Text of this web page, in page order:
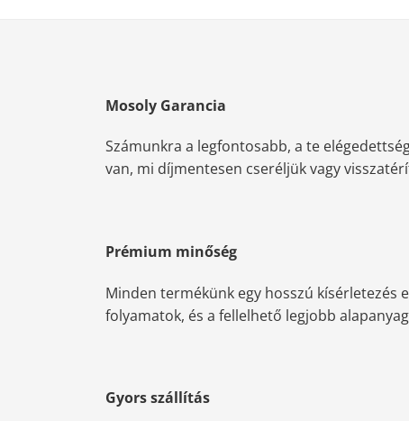
Mosoly Garancia
Számunkra a legfontosabb, a te
van, mi díjmentesen cseréljük vagy
Prémium minőség
Minden termékünk egy hosszú
folyamatok, és a fellelhető legjobb
Gyors szállítás